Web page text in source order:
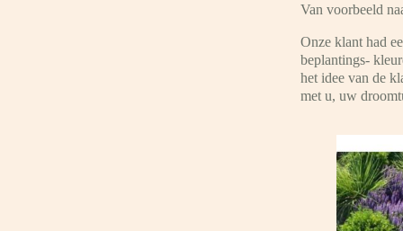
Van voorbeeld
Onze klant had
beplantings-
het idee van de
met u, uw